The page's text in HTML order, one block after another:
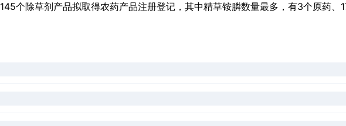
个除草剂产品拟取得农药产品注册登记，其中精草铵膦数量最多，有3个原药、